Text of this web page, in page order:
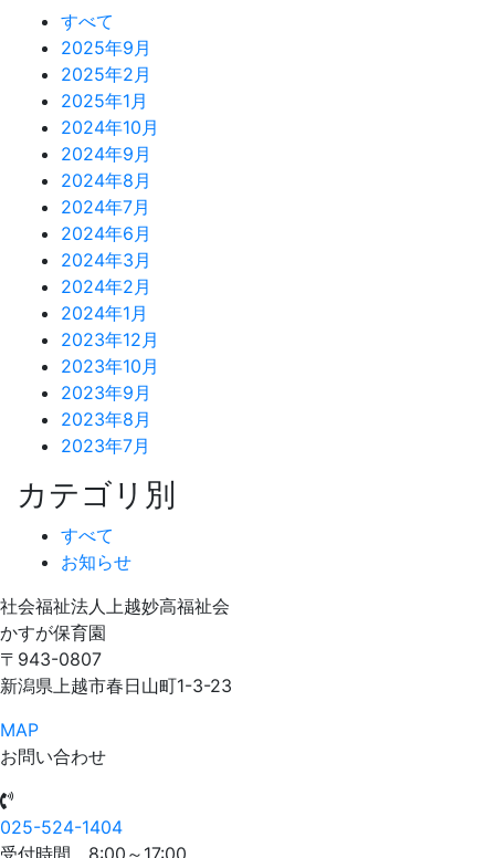
すべて
2025年9月
2025年2月
2025年1月
2024年10月
2024年9月
2024年8月
2024年7月
2024年6月
2024年3月
2024年2月
2024年1月
2023年12月
2023年10月
2023年9月
2023年8月
2023年7月
カテゴリ別
すべて
お知らせ
社会福祉法人上越妙高福祉会
かすが保育園
〒943-0807
新潟県上越市春日山町1-3-23
MAP
お問い合わせ
025-524-1404
受付時間 8:00～17:00